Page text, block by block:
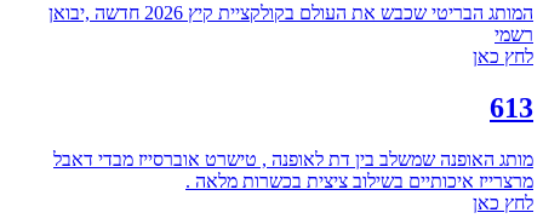
המותג הבריטי שכבש את העולם בקולקציית קיץ 2026 חדשה ,יבואן
רשמי
לחץ כאן
613
מותג האופנה שמשלב בין דת לאופנה , טישרט אוברסייז מבדי דאבל
מרצרייז איכותיים בשילוב ציצית בכשרות מלאה .
לחץ כאן